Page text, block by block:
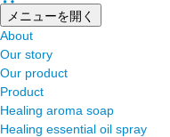
メニューを開く
About
Our story
Our product
Product
Healing aroma soap
Healing essential oil spray